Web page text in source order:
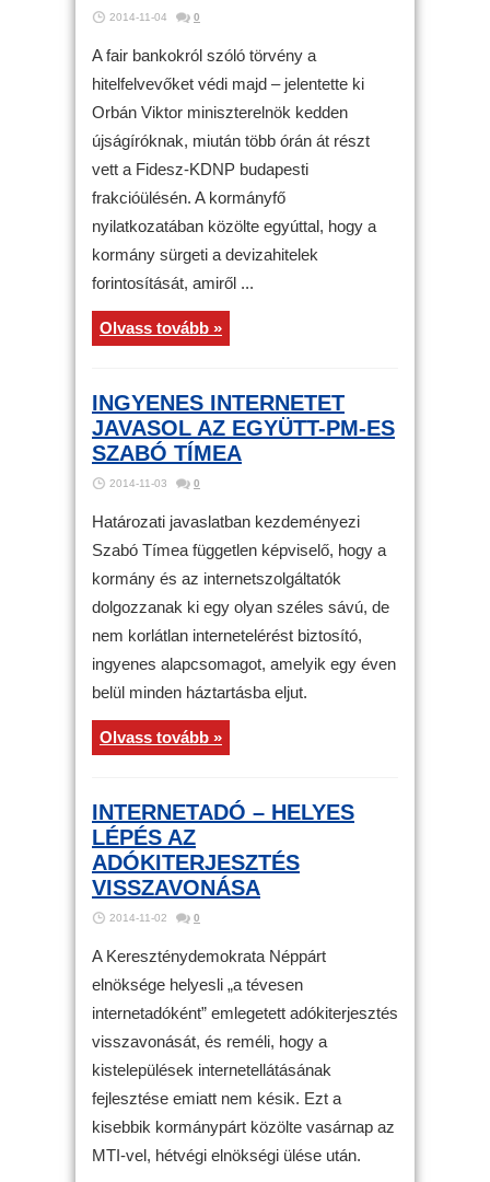
2014-11-04 0
A fair bankokról szóló törvény a
hitelfelvevőket védi majd – jelentette ki
Orbán Viktor miniszterelnök kedden
újságíróknak, miután több órán át részt
vett a Fidesz-KDNP budapesti
frakcióülésén. A kormányfő
nyilatkozatában közölte egyúttal, hogy a
kormány sürgeti a devizahitelek
forintosítását, amiről ...
Olvass tovább »
INGYENES INTERNETET
JAVASOL AZ EGYÜTT-PM-ES
SZABÓ TÍMEA
2014-11-03 0
Határozati javaslatban kezdeményezi
Szabó Tímea független képviselő, hogy a
kormány és az internetszolgáltatók
dolgozzanak ki egy olyan széles sávú, de
nem korlátlan internetelérést biztosító,
ingyenes alapcsomagot, amelyik egy éven
belül minden háztartásba eljut.
Olvass tovább »
INTERNETADÓ – HELYES
LÉPÉS AZ
ADÓKITERJESZTÉS
VISSZAVONÁSA
2014-11-02 0
A Kereszténydemokrata Néppárt
elnöksége helyesli „a tévesen
internetadóként” emlegetett adókiterjesztés
visszavonását, és reméli, hogy a
kistelepülések internetellátásának
fejlesztése emiatt nem késik. Ezt a
kisebbik kormánypárt közölte vasárnap az
MTI-vel, hétvégi elnökségi ülése után.